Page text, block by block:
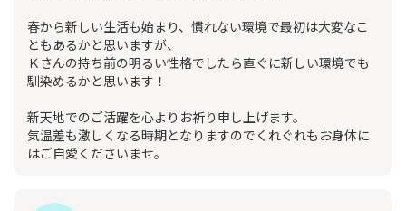
春から新しい生活も始まり、慣れない環境で最初は大変なこ
ともあるかと思いますが、
Ｋさんの持ち前の明るい性格でしたら直ぐに新しい環境でも
馴染めるかと思います！
新天地でのご活躍を心よりお祈り申し上げます。
気温差も激しくなる時期となりますのでくれぐれもお身体に
はご自愛くださいませ。